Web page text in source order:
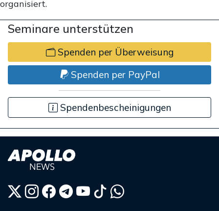
organisiert.
Seminare unterstützen
Spenden per Überweisung
Spenden per PayPal
Spendenbescheinigungen